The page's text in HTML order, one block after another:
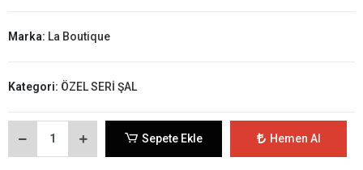
Marka: La Boutique
Kategori: ÖZEL SERİ ŞAL
Sepete Ekle Hemen Al